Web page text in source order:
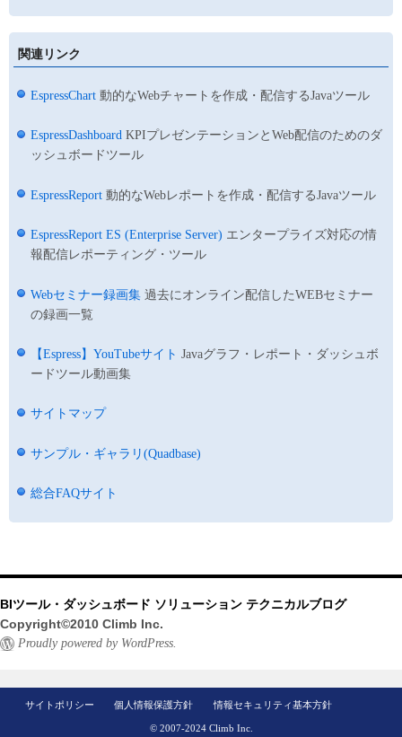
関連リンク
EspressChart 動的なWebチャートを作成・配信するJavaツール
EspressDashboard KPIプレゼンテーションとWeb配信のためのダ
ッシュボードツール
EspressReport 動的なWebレポートを作成・配信するJavaツール
EspressReport ES (Enterprise Server) エンタープライズ対応の情
報配信レポーティング・ツール
Webセミナー録画集 過去にオンライン配信したWEBセミナー
の録画一覧
【Espress】YouTubeサイト Javaグラフ・レポート・ダッシュボ
ードツール動画集
サイトマップ
サンプル・ギャラリ(Quadbase)
総合FAQサイト
BIツール・ダッシュボード ソリューション テクニカルブログ
Copyright©2010 Climb Inc.
Proudly powered by WordPress.
サイトポリシー 個人情報保護方針 情報セキュリティ基本方針
© 2007-2024 Climb Inc.